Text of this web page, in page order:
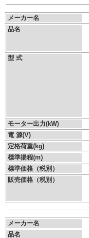
メーカー名
品名
型 式
モーター出力(kW)
電 源(V)
定格荷重(kg)
標準揚程(m)
標準価格（税別）
販売価格（税別）
メーカー名
品名